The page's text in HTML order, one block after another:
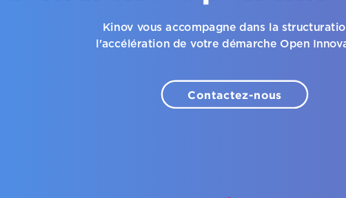
Kinov vous accompagne dans la
l'accélération de votre démarche Open
contactez-nous